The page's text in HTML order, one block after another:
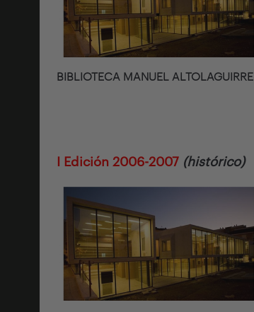
BIBLIOTECA MANUEL ALTOLAGUIRRE
I Edición 2006-2007 (histórico)